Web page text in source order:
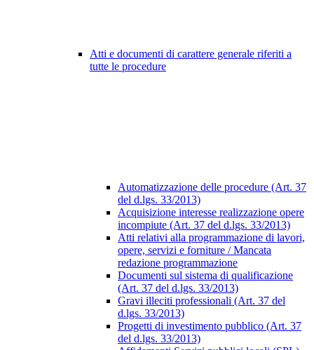
Atti e documenti di carattere generale riferiti a
tutte le procedure
Automatizzazione delle procedure (Art. 37
del d.lgs. 33/2013)
Acquisizione interesse realizzazione opere
incompiute (Art. 37 del d.lgs. 33/2013)
Atti relativi alla programmazione di lavori,
opere, servizi e forniture / Mancata
redazione programmazione
Documenti sul sistema di qualificazione
(Art. 37 del d.lgs. 33/2013)
Gravi illeciti professionali (Art. 37 del
d.lgs. 33/2013)
Progetti di investimento pubblico (Art. 37
del d.lgs. 33/2013)